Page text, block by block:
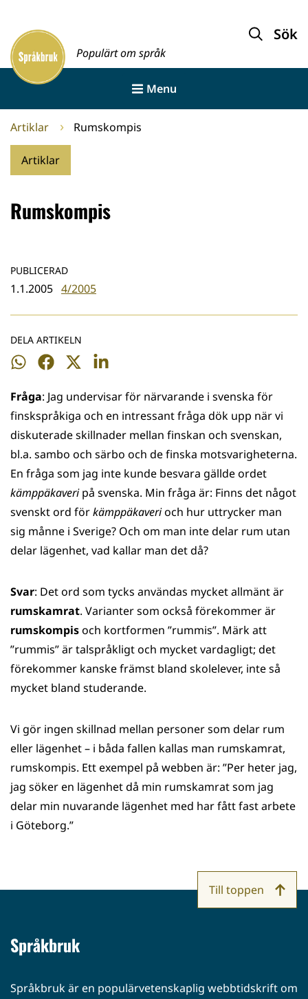
innehållet
Framsida
Populärt om språk
Sök
Menu
Artiklar Rumskompis
Artiklar
Rumskompis
PUBLICERAD
1.1.2005 4/2005
DELA ARTIKELN
Dela
WhatsApp
Dela
Facebook
Dela
Twitter
Dela
LinkedIn
Fråga: Jag undervisar för närvarande i svenska för
finskspråkiga och en intressant fråga dök upp när vi
diskuterade skillnader mellan finskan och svenskan,
bl.a. sambo och särbo och de finska motsvarigheterna.
En fråga som jag inte kunde besvara gällde ordet
kämppäkaveripå svenska. Min fråga är: Finns det något
svenskt ord förkämppäkaverioch hur uttrycker man
sig månne i Sverige? Och om man inte delar rum utan
delar lägenhet, vad kallar man det då?
Svar: Det ord som tycks användas mycket allmänt är
rumskamrat. Varianter som också förekommer är
rumskompisoch kortformen ”rummis”. Märk att
”rummis” är talspråkligt och mycket vardagligt; det
förekommer kanske främst bland skolelever, inte så
mycket bland studerande.
Vi gör ingen skillnad mellan personer som delar rum
eller lägenhet – i båda fallen kallas man rumskamrat,
rumskompis. Ett exempel på webben är: ”Per heter jag,
jag söker en lägenhet då min rumskamrat som jag
delar min nuvarande lägenhet med har fått fast arbete
i Göteborg.”
Språkbruk
Språkbruk är en populärvetenskaplig webbtidskrift om
Till toppen